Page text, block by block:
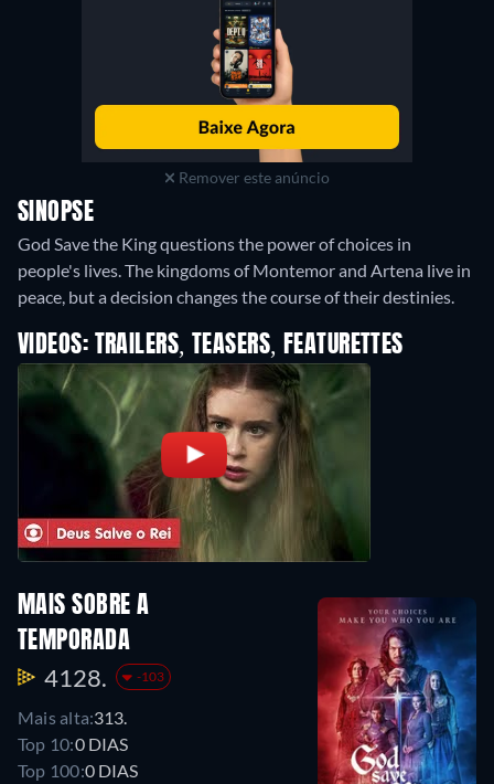
Remover este anúncio
SINOPSE
God Save the King questions the power of choices in
people's lives. The kingdoms of Montemor and Artena live in
peace, but a decision changes the course of their destinies.
VIDEOS: TRAILERS, TEASERS, FEATURETTES
MAIS SOBRE A
TEMPORADA
4128. -103
Mais alta:313.
Top 10:0 DIAS
Top 100:0 DIAS